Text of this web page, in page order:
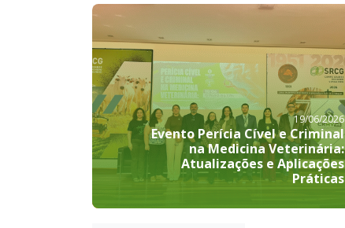
19/06/2026
Evento Perícia Cível e Criminal
na Medicina Veterinária:
Atualizações e Aplicações
Práticas